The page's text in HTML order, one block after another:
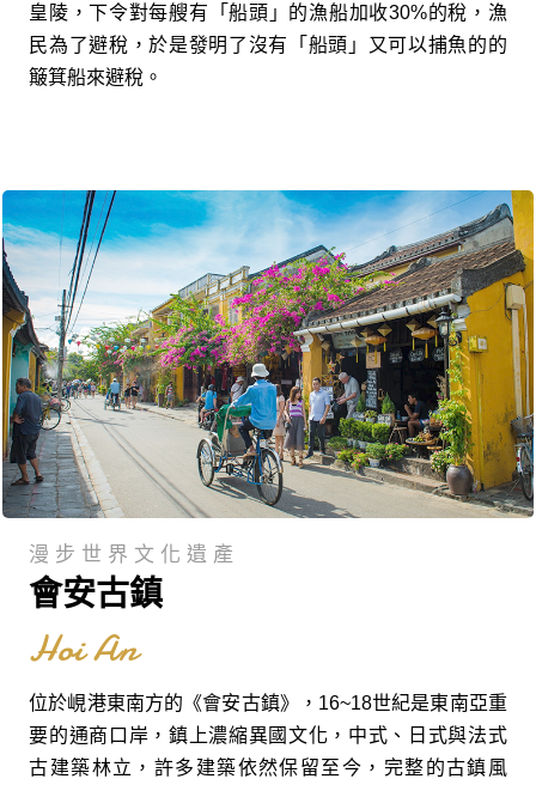
皇陵，下令對每艘有「船頭」的漁船加收30%的稅，漁
民為了避稅，於是發明了沒有「船頭」又可以捕魚的的
簸箕船來避稅。
漫步世界文化遺產
會安古鎮
Hoi An
位於峴港東南方的《會安古鎮》，16~18世紀是東南亞重
要的通商口岸，鎮上濃縮異國文化，中式、日式與法式
古建築林立，許多建築依然保留至今，完整的古鎮風